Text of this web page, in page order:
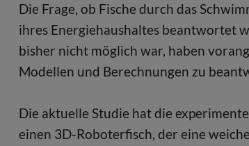
Die Frage, ob Fische durch das
ihres Energiehaushaltes beantwortet
bisher nicht möglich war, haben
Modellen und Berechnungen zu
Die aktuelle Studie hat die
einen 3D-Roboterfisch, der eine